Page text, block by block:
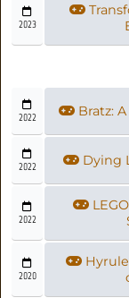
2023
2022 Bratz:
2022 Dying
2022
2020
Hyrule